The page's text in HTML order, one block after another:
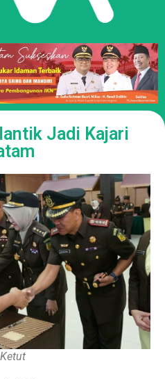
Jadi Kajari